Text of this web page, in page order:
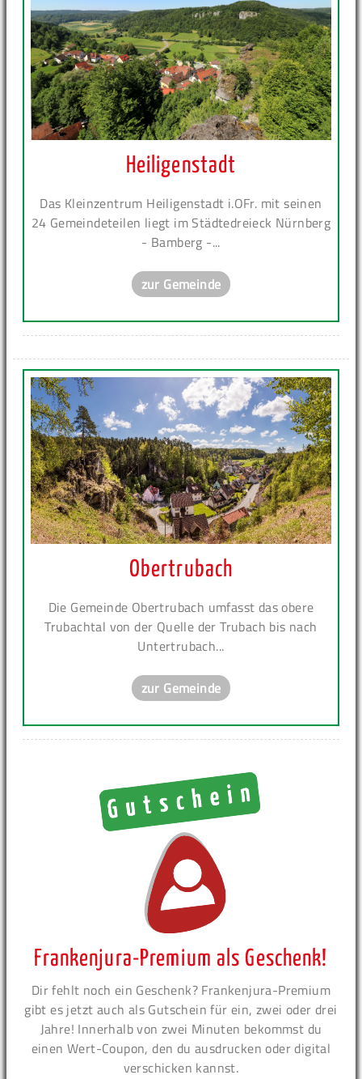
Heiligenstadt
Das Kleinzentrum Heiligenstadt i.OFr. mit seinen
24 Gemeindeteilen liegt im Städtedreieck Nürnberg
- Bamberg -...
zur Gemeinde
Obertrubach
Die Gemeinde Obertrubach umfasst das obere
Trubachtal von der Quelle der Trubach bis nach
Untertrubach...
zur Gemeinde
Frankenjura-Premium als Geschenk!
Dir fehlt noch ein Geschenk? Frankenjura-Premium
gibt es jetzt auch als Gutschein für ein, zwei oder drei
Jahre! Innerhalb von zwei Minuten bekommst du
einen Wert-Coupon, den du ausdrucken oder digital
verschicken kannst.